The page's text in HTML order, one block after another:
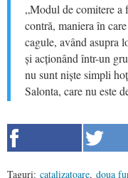
„Modul de comitere a
contră, maniera în
cagule, având asupra
și acționând într-un
nu sunt niște simpli
Salonta, care nu este
Taguri: catalizatoare, doua